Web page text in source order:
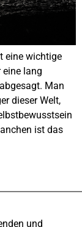
eine wichtige
eine lang
Man
dieser Welt,
ist das
und